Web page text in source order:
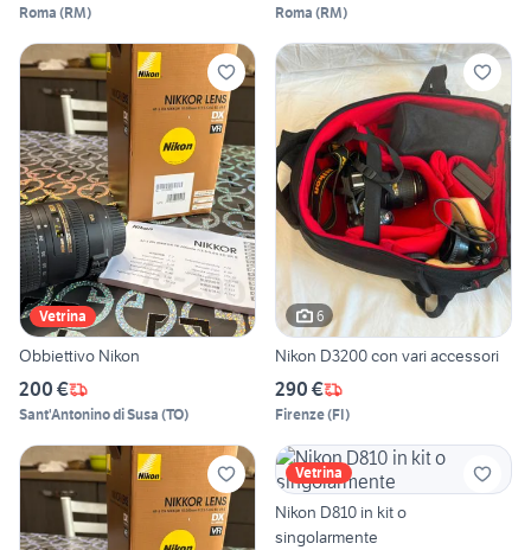
Roma (RM) Roma (RM)
Vetrina
Obbiettivo Nikon
200 €
Sant'Antonino di Susa (TO)
6
Nikon D3200 con vari accessori
290 €
Firenze(FI)
Vetrina
Nikon D810 in kit o
singolarmente